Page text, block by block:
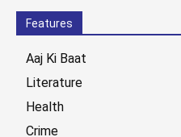
Features
Aaj Ki Baat
Literature
Health
Crime